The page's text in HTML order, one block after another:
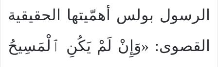
الرسول بولس أهمّيتها الحقيقية
القصوى: «وَإِنْ لَمْ يَكُنِ ٱلْمَسِيحُ